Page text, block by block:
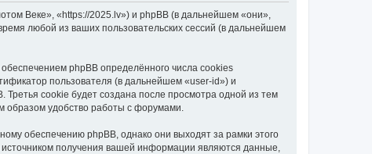
Веке», «https://2025.lv») и phpBB (в дальнейшем «они»,
любой из ваших пользовательских сессий (в дальнейшем
phpBB определённого числа cookies
пользователя (в дальнейшем «user-id») и
cookie будет создана после просмотра одной из тем
образом удобство работы с форумами.
обеспечению phpBB, однако они выходят за рамки этого
получения вашей информации являются данные,